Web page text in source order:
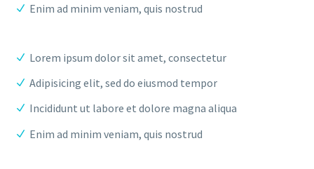
Enim ad minim veniam, quis nostrud
Lorem ipsum dolor sit amet, consectetur
Adipisicing elit, sed do eiusmod tempor
Incididunt ut labore et dolore magna aliqua
Enim ad minim veniam, quis nostrud